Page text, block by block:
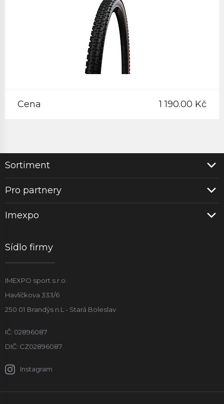
Cena 1 190.00 Kč
Sortiment
Pro partnery
Imexpo
Sídlo firmy
IMEXPO sport s.r.o.
Havlíčkova 333/6
250 01 Brandýs n.L - Stará Boleslav
IČ: 02896087
DIČ: CZ02896087
Instagram